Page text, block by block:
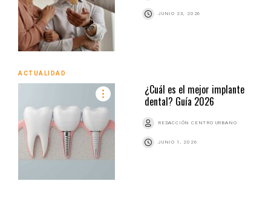
JUNIO 23, 2026
ACTUALIDAD
¿Cuál es el mejor implante
dental? Guía 2026
REDACCIÓN CENTRO URBANO
JUNIO 1, 2026